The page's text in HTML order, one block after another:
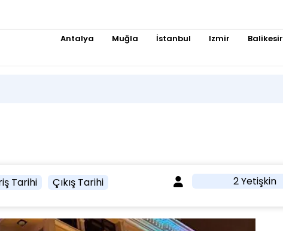
Antalya Muğla İstanbul Izmir Balikesir
Tarihi Çıkış Tarihi 2 Yetişkin